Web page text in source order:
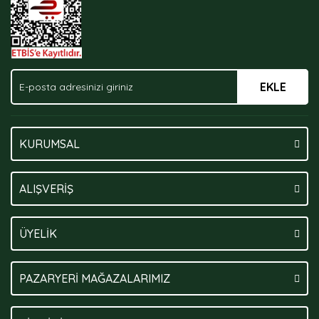
EKLE
KURUMSAL
ALIŞVERİŞ
ÜYELİK
PAZARYERİ MAĞAZALARIMIZ